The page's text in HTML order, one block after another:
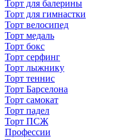
Торт для балерины
Торт для гимнастки
Торт велосипед
Торт медаль
Торт бокс
Торт серфинг
Торт лыжнику
Торт теннис
Торт Барселона
Торт самокат
Торт падел
Торт ПСЖ
Профессии